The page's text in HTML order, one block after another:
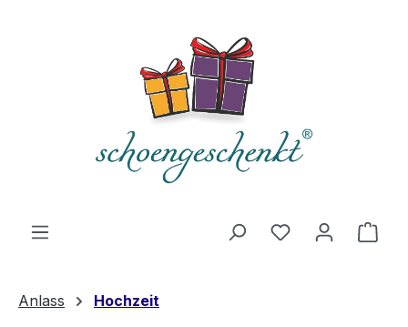
Du hast 0
Anlass Hochzeit